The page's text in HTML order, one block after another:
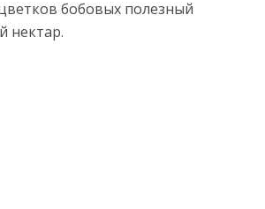
бобовых полезный
нектар.